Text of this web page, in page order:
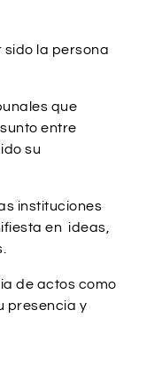
sido la persona
que
entre
su
instituciones
en ideas,
de actos como
presencia y